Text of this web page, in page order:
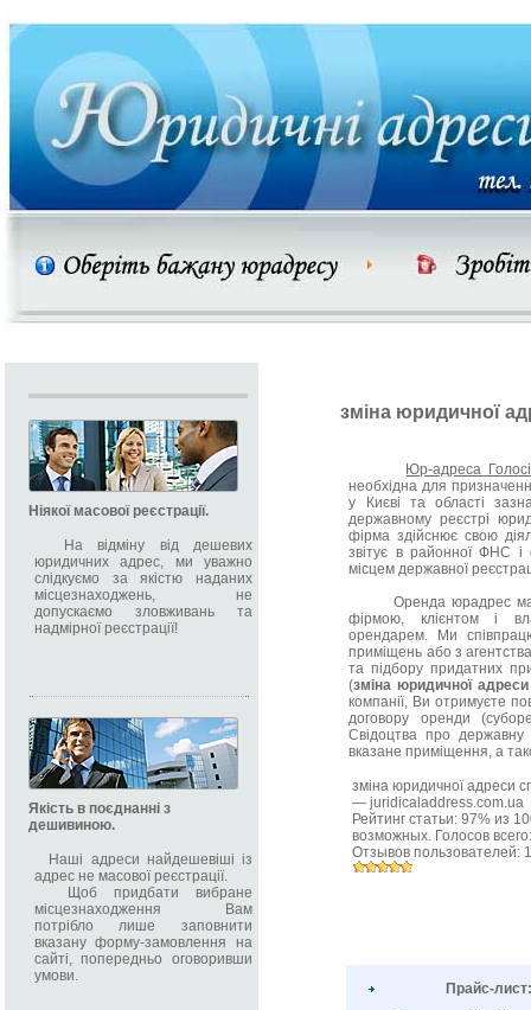
Ніякої масової реєстрації.
На відміну від дешевих
юридичних адрес, ми уважно
слідкуємо за якістю наданих
місцезнаходжень, не
допускаємо зловживань та
надмірної реєстрації!
Якість в поєднанні з
дешивиною.
Наші адреси найдешевіші із
адрес не масової реєстрації.
Щоб придбати вибране
місцезнаходження Вам
потрібло лише заповнити
вказану форму-замовлення на
сайті, попередньо оговоривши
умови.
зміна юридичної
Юр-адреса
необхідна для
у Києві та області
державному реєстрі
фірма здійснює свою
звітує в районної ФНС
місцем державної
Оренда юрадрес
фірмою, клієнтом і
орендарем. Ми
приміщень або з
та підбору придатних
(зміна юридичної
компанії, Ви отримуєте
договору оренди
Свідоцтва про
вказане приміщення, а
зміна юридичної адреси
—juridicaladdress.com.ua
Рейтинг статьи:97% из
возможных. Голосов
Отзывов пользователей:
Прайс-лист: